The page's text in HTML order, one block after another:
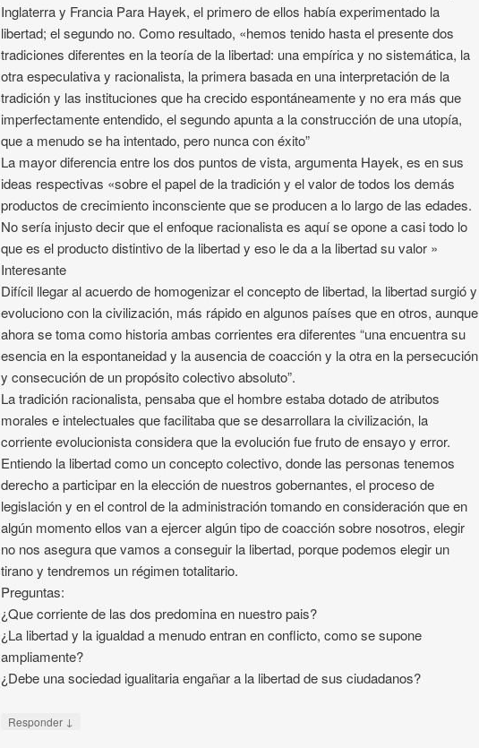
Inglaterra y Francia Para Hayek, el primero de ellos había experimentado la
libertad; el segundo no. Como resultado, «hemos tenido hasta el presente dos
tradiciones diferentes en la teoría de la libertad: una empírica y no sistemática, la
otra especulativa y racionalista, la primera basada en una interpretación de la
tradición y las instituciones que ha crecido espontáneamente y no era más que
imperfectamente entendido, el segundo apunta a la construcción de una utopía,
que a menudo se ha intentado, pero nunca con éxito”
La mayor diferencia entre los dos puntos de vista, argumenta Hayek, es en sus
ideas respectivas «sobre el papel de la tradición y el valor de todos los demás
productos de crecimiento inconsciente que se producen a lo largo de las edades.
No sería injusto decir que el enfoque racionalista es aquí se opone a casi todo lo
que es el producto distintivo de la libertad y eso le da a la libertad su valor »
Interesante
Difícil llegar al acuerdo de homogenizar el concepto de libertad, la libertad surgió y
evoluciono con la civilización, más rápido en algunos países que en otros, aunque
ahora se toma como historia ambas corrientes era diferentes “una encuentra su
esencia en la espontaneidad y la ausencia de coacción y la otra en la persecución
y consecución de un propósito colectivo absoluto”.
La tradición racionalista, pensaba que el hombre estaba dotado de atributos
morales e intelectuales que facilitaba que se desarrollara la civilización, la
corriente evolucionista considera que la evolución fue fruto de ensayo y error.
Entiendo la libertad como un concepto colectivo, donde las personas tenemos
derecho a participar en la elección de nuestros gobernantes, el proceso de
legislación y en el control de la administración tomando en consideración que en
algún momento ellos van a ejercer algún tipo de coacción sobre nosotros, elegir
no nos asegura que vamos a conseguir la libertad, porque podemos elegir un
tirano y tendremos un régimen totalitario.
Preguntas:
¿Que corriente de las dos predomina en nuestro pais?
¿La libertad y la igualdad a menudo entran en conflicto, como se supone
ampliamente?
¿Debe una sociedad igualitaria engañar a la libertad de sus ciudadanos?
Responder ↓